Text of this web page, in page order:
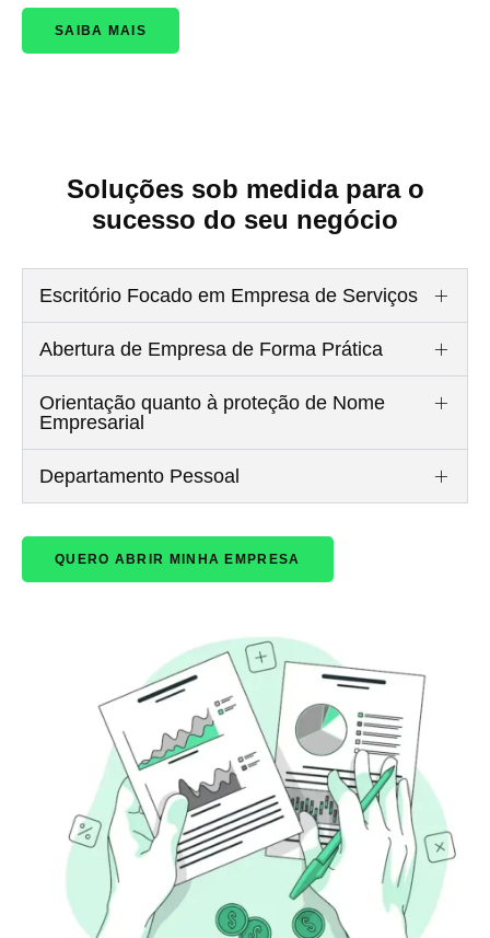
SAIBA MAIS
Soluções sob medida para o
sucesso do seu negócio
Escritório Focado em Empresa de Serviços
Abertura de Empresa de Forma Prática
Orientação quanto à proteção de Nome
Empresarial
Departamento Pessoal
QUERO ABRIR MINHA EMPRESA